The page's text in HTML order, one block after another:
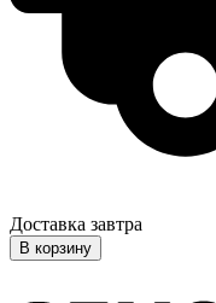
Доставка завтра
В корзину